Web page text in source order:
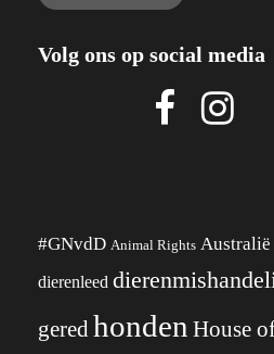
Volg ons op social media
#GNvdD Animal Rights Australië
dierenleed
gered honden House